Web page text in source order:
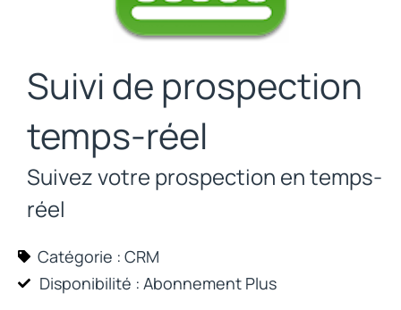
Suivi de prospection
temps-réel
Suivez votre prospection en temps-
réel
Catégorie : CRM
Disponibilité : Abonnement Plus